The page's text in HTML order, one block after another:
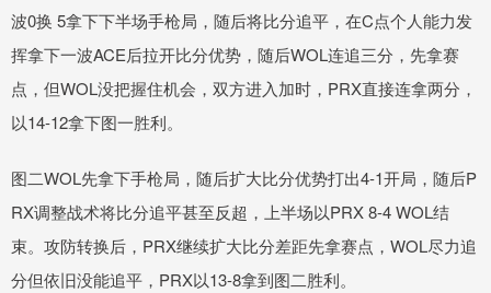
波0换 5拿下下半场手枪局，随后将比分追平，在C点个人能力发
挥拿下一波ACE后拉开比分优势，随后WOL连追三分，先拿赛
点，但WOL没把握住机会，双方进入加时，PRX直接连拿两分，
以14-12拿下图一胜利。
图二WOL先拿下手枪局，随后扩大比分优势打出4-1开局，随后P
RX调整战术将比分追平甚至反超，上半场以PRX 8-4 WOL结
束。攻防转换后，PRX继续扩大比分差距先拿赛点，WOL尽力追
分但依旧没能追平，PRX以13-8拿到图二胜利。